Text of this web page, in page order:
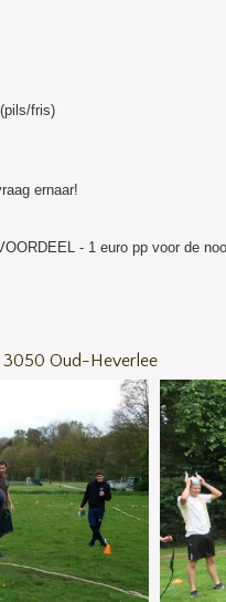
fris)
ernaar!
- 1 euro pp voor de
3050 Oud-Heverlee